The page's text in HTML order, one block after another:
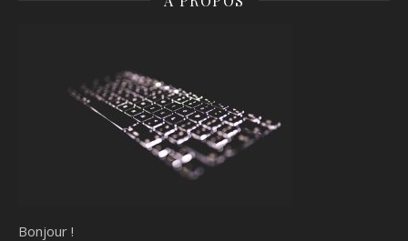
Bonjour !